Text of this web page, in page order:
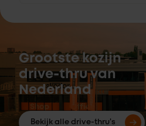
Grootste kozijn
drive-thru van
Nederland
Bekijk alle drive-thru's